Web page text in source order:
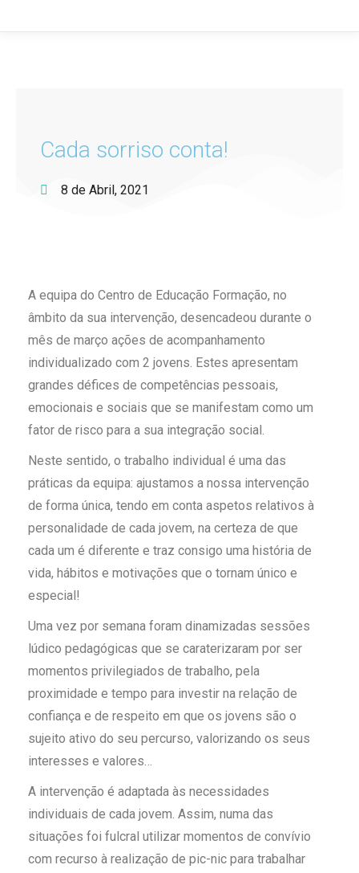
Cada sorriso conta!
8 de Abril, 2021
A equipa do Centro de Educação Formação, no
âmbito da sua intervenção, desencadeou durante o
mês de março ações de acompanhamento
individualizado com 2 jovens. Estes apresentam
grandes défices de competências pessoais,
emocionais e sociais que se manifestam como um
fator de risco para a sua integração social.
Neste sentido, o trabalho individual é uma das
práticas da equipa: ajustamos a nossa intervenção
de forma única, tendo em conta aspetos relativos à
personalidade de cada jovem, na certeza de que
cada um é diferente e traz consigo uma história de
vida, hábitos e motivações que o tornam único e
especial!
Uma vez por semana foram dinamizadas sessões
lúdico pedagógicas que se caraterizaram por ser
momentos privilegiados de trabalho, pela
proximidade e tempo para investir na relação de
confiança e de respeito em que os jovens são o
sujeito ativo do seu percurso, valorizando os seus
interesses e valores…
A intervenção é adaptada às necessidades
individuais de cada jovem. Assim, numa das
situações foi fulcral utilizar momentos de convívio
com recurso à realização de pic-nic para trabalhar